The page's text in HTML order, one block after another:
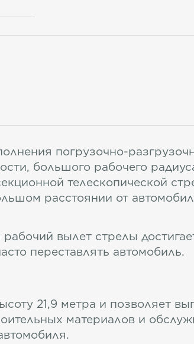
погрузочно-
большого рабочего
телескопической
расстоянии от
вылет стрелы
переставлять автомобиль.
21,9 метра и позволяет
материалов и